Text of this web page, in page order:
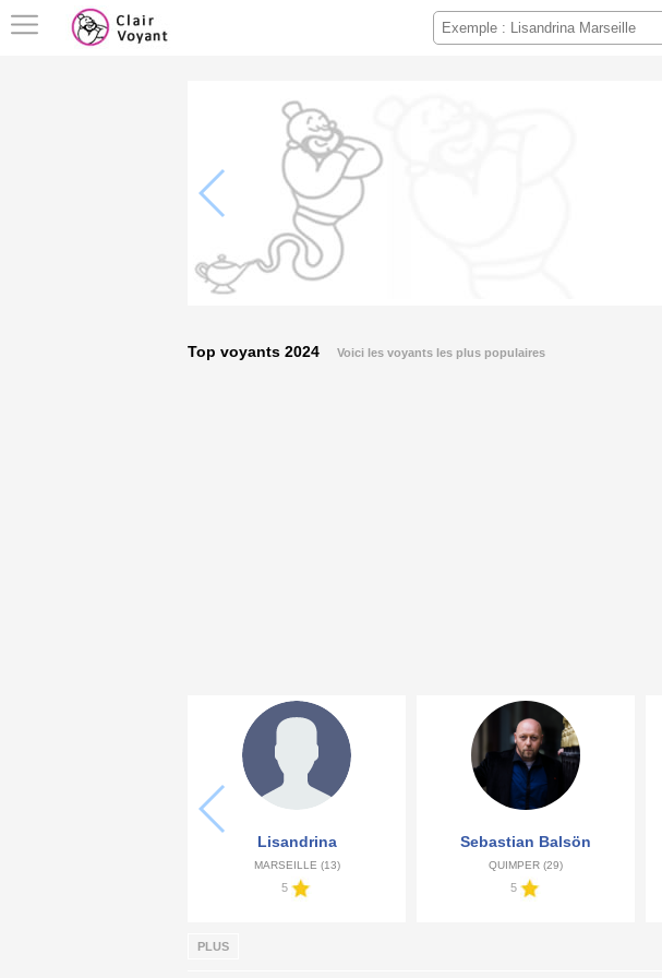
Top voyants 2024 Voici les voyants les plus populaires
Lisandrina
MARSEILLE (13)
5
Sebastian Balsön
QUIMPER (29)
5
PLUS